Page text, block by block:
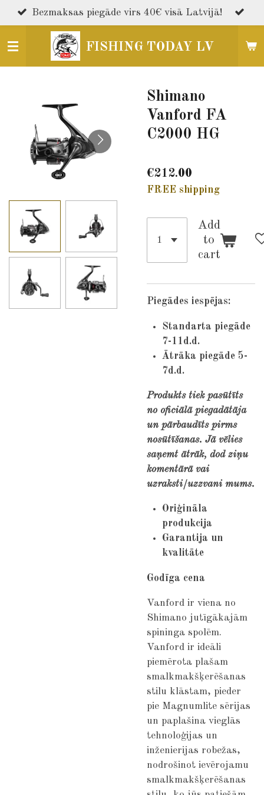
Skip
to
main
FISHING TODAY LV
Bezmaksas piegāde virs 40€ visā Latvijā!
Shimano
Vanford FA
C2000 HG
€212.00
FREE shipping
Add
to
cart
Piegādes iespējas:
Standarta piegāde
7-11d.d.
Ātrāka piegāde 5-
7d.d.
Produkts tiek pasūtīts
no oficiālā piegadātāja
un pārbaudīts pirms
nosūtīšanas. Jā vēlies
saņemt ātrāk, dod ziņu
komentārā vai
uzraksti/uzzvani mums.
Oriģināla
produkcija
Garantija un
kvalitāte
Godīga cena
Vanford ir viena no
Shimano jutīgākajām
spininga spolēm.
Vanford ir ideāli
piemērota plašam
smalkmakšķerēšanas
stilu klāstam, pieder
pie Magnumlite sērijas
un paplašina vieglās
tehnoloģijas un
inženierijas robežas,
nodrošinot ievērojamu
smalkmakšķerēšanas